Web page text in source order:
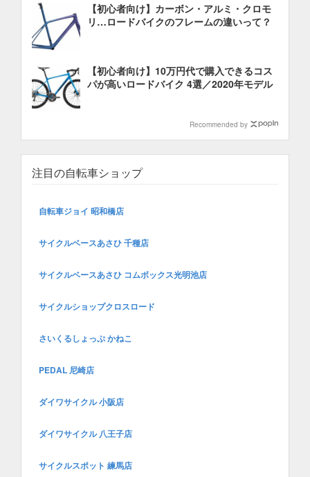
【初心者向け】カーボン・アルミ・クロモ
リ…ロードバイクのフレームの違いって？
【初心者向け】10万円代で購入できるコス
パが高いロードバイク 4選／2020年モデル
Recommended by
注目の自転車ショップ
自転車ジョイ 昭和橋店
サイクルベースあさひ 千種店
サイクルベースあさひ コムボックス光明池店
サイクルショップクロスロード
さいくるしょっぷ かねこ
PEDAL 尼崎店
ダイワサイクル 小阪店
ダイワサイクル 八王子店
サイクルスポット 練馬店